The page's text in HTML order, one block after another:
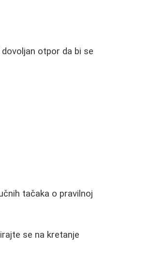
otpor da bi se
tačaka o pravilnoj
se na kretanje